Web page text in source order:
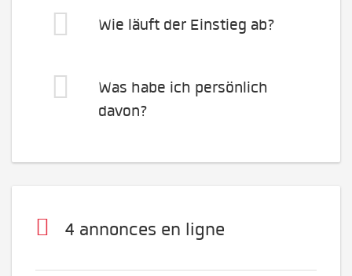
Wie läuft der Einstieg ab?
Was habe ich persönlich
davon?
4 annonces en ligne